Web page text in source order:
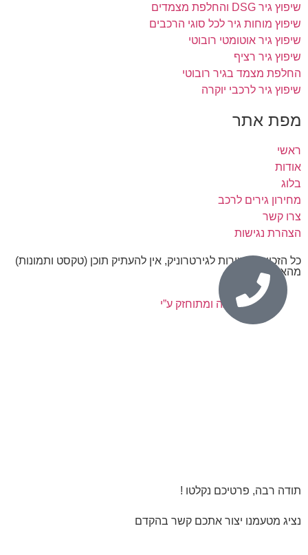
שיפוץ גיר DSG והחלפת מצמדים
שיפוץ מוחות גיר לכל סוגי הרכבים
שיפוץ גיר אוטומטי רובוטי
שיפוץ גיר רציף
החלפת מצמד בגיר רובוטי
שיפוץ גיר לרכבי יוקרה
מפת אתר
ראשי
אודות
בלוג
מחירון גירים לרכב
צרו קשר
הצהרת נגישות
כל הזכויות שמורות לגירטרוניק, אין להעתיק תוכן (טקסט ותמונות)
מהאתר.
נבנה ומתוחזק ע”י
תודה רבה, פרטיכם נקלטו !
נציג מטעמנו יצור אתכם קשר בהקדם